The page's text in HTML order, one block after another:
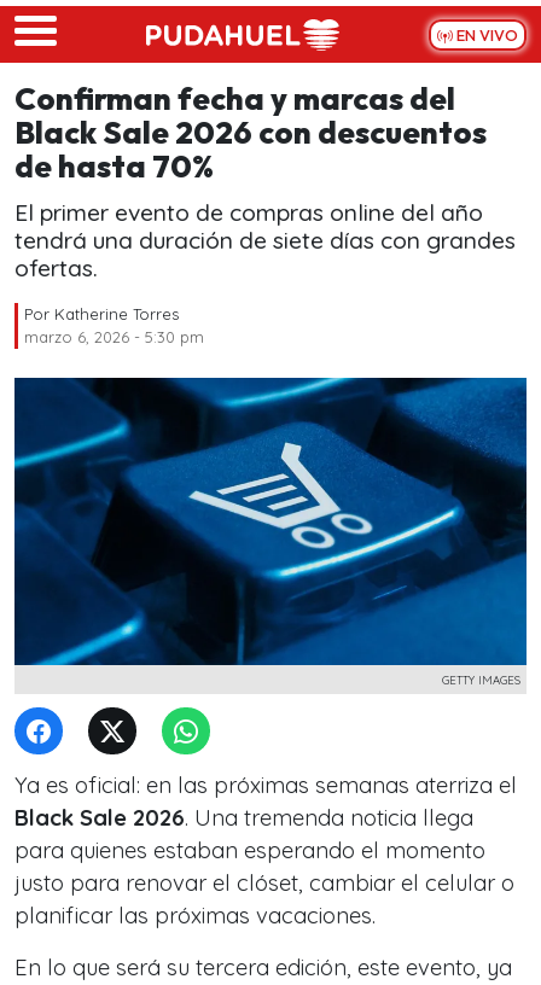
Skip to main content
EN VIVO
Confirman fecha y marcas del
Black Sale 2026 con descuentos
de hasta 70%
El primer evento de compras online del año
tendrá una duración de siete días con grandes
ofertas.
Por Katherine Torres
marzo 6, 2026 - 5:30 pm
GETTY IMAGES
Ya es oficial: en las próximas semanas aterriza el
Black Sale 2026. Una tremenda noticia llega
para quienes estaban esperando el momento
justo para renovar el clóset, cambiar el celular o
planificar las próximas vacaciones.
En lo que será su tercera edición, este evento, ya